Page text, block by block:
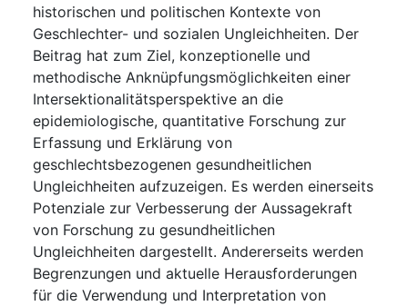
historischen und politischen Kontexte von
Geschlechter- und sozialen Ungleichheiten. Der
Beitrag hat zum Ziel, konzeptionelle und
methodische Anknüpfungsmöglichkeiten einer
Intersektionalitätsperspektive an die
epidemiologische, quantitative Forschung zur
Erfassung und Erklärung von
geschlechtsbezogenen gesundheitlichen
Ungleichheiten aufzuzeigen. Es werden einerseits
Potenziale zur Verbesserung der Aussagekraft
von Forschung zu gesundheitlichen
Ungleichheiten dargestellt. Andererseits werden
Begrenzungen und aktuelle Herausforderungen
für die Verwendung und Interpretation von